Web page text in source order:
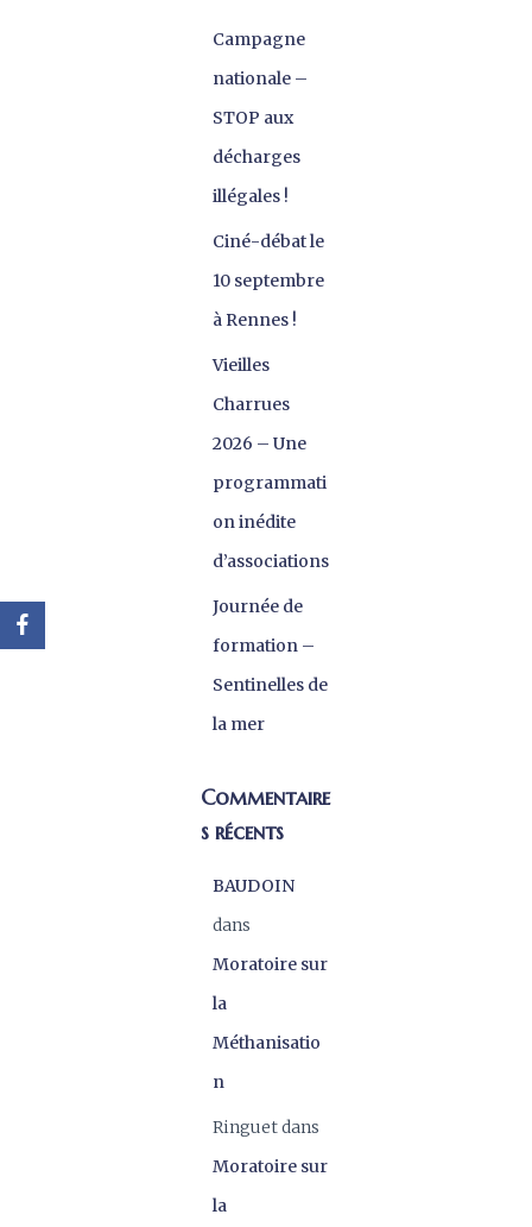
Campagne
nationale –
STOP aux
décharges
illégales !
Ciné-débat le
10 septembre
à Rennes !
Vieilles
Charrues
2026 – Une
programmati
on inédite
d’associations
Journée de
formation –
Sentinelles de
la mer
Commentaire
s récents
BAUDOIN
dans
Moratoire sur
la
Méthanisatio
n
Ringuetdans
Moratoire sur
la